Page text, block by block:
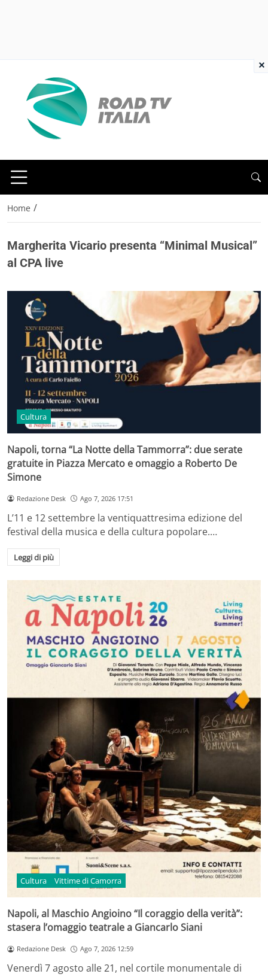
Home /
Margherita Vicario presenta “Minimal Musical”
al CPA live
Cultura
Napoli, torna “La Notte della Tammorra”: due serate
gratuite in Piazza Mercato e omaggio a Roberto De
Simone
Redazione Desk Ago 7, 2026 17:51
L’11 e 12 settembre la ventiquattresima edizione del
festival della musica e della cultura popolare.…
Leggi di più
Cultura Vittime di Camorra
Napoli, al Maschio Angioino “Il coraggio della verità”:
stasera l’omaggio teatrale a Giancarlo Siani
Redazione Desk Ago 7, 2026 12:59
Venerdì 7 agosto alle 21, nel cortile monumentale di
×